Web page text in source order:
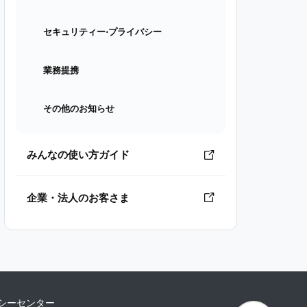
セキュリティー⋅プライバシー
業務提携
その他のお知らせ
みんなの使い方ガイド
企業・法人のお客さま
ーセンター